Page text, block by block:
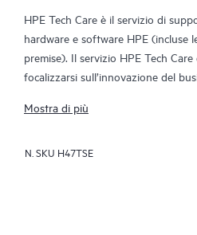
HPE Tech Care è il servizio di
hardware e software HPE (incluse
premise). Il servizio HPE Tech
focalizzarsi sull’innovazione del
semplice risposta reattiva ai
Il servizio HPE Tech Care offre
Mostra di più
N. SKU H47TSE